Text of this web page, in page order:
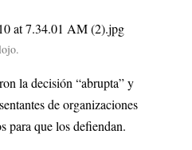
la decisión “abrupta” y
de organizaciones
para que los defiendan.